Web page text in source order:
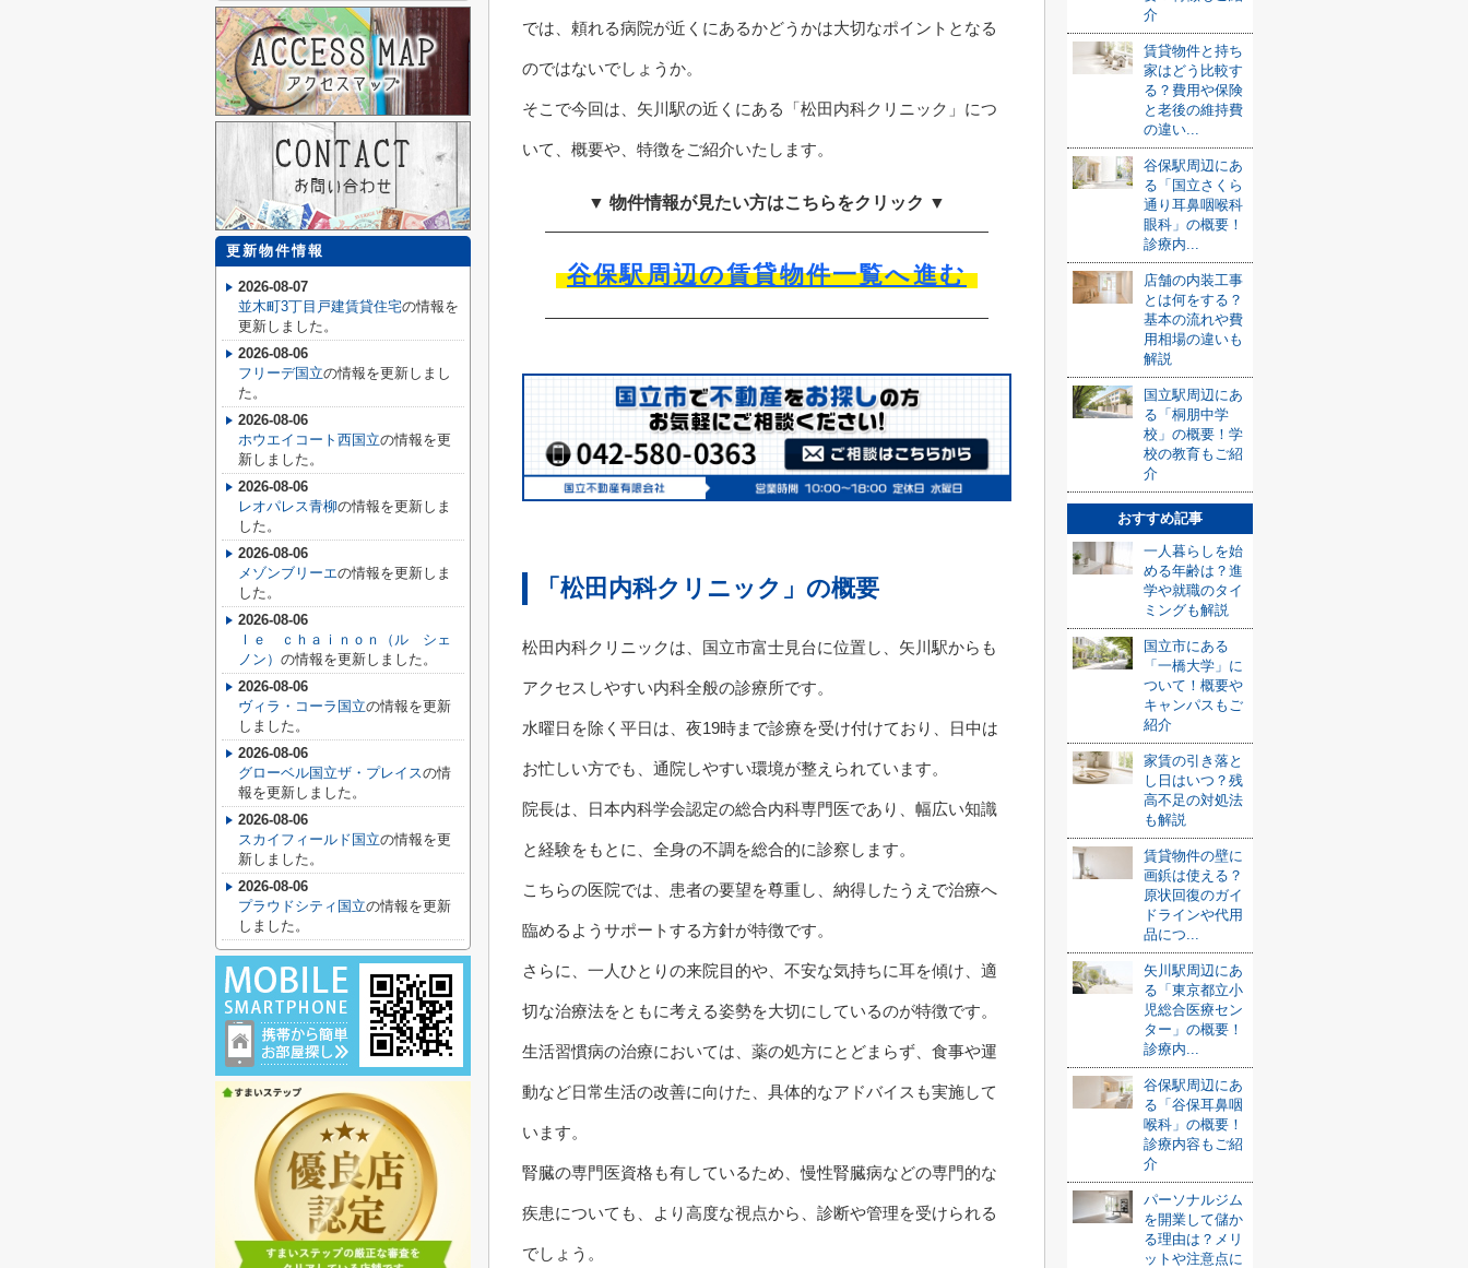
では、頼れる病院が近くにあるかどうかは大切なポイントとなる
のではないでしょうか。
そこで今回は、矢川駅の近くにある「松田内科クリニック」につ
いて、概要や、特徴をご紹介いたします。
▼ 物件情報が見たい方はこちらをクリック ▼
谷保駅周辺の賃貸物件一覧へ進む
「松田内科クリニック」の概要
松田内科クリニックは、国立市富士見台に位置し、矢川駅からも
アクセスしやすい内科全般の診療所です。
水曜日を除く平日は、夜19時まで診療を受け付けており、日中は
お忙しい方でも、通院しやすい環境が整えられています。
院長は、日本内科学会認定の総合内科専門医であり、幅広い知識
と経験をもとに、全身の不調を総合的に診察します。
こちらの医院では、患者の要望を尊重し、納得したうえで治療へ
臨めるようサポートする方針が特徴です。
さらに、一人ひとりの来院目的や、不安な気持ちに耳を傾け、適
切な治療法をともに考える姿勢を大切にしているのが特徴です。
生活習慣病の治療においては、薬の処方にとどまらず、食事や運
動など日常生活の改善に向けた、具体的なアドバイスも実施して
います。
腎臓の専門医資格も有しているため、慢性腎臓病などの専門的な
疾患についても、より高度な視点から、診断や管理を受けられる
でしょう。
介
賃貸物件と持ち
家はどう比較す
る？費用や保険
と老後の維持費
の違い...
谷保駅周辺にあ
る「国立さくら
通り耳鼻咽喉科
眼科」の概要！
診療内...
店舗の内装工事
とは何をする？
基本の流れや費
用相場の違いも
解説
国立駅周辺にあ
る「桐朋中学
校」の概要！学
校の教育もご紹
介
おすすめ記事
一人暮らしを始
める年齢は？進
学や就職のタイ
ミングも解説
国立市にある
「一橋大学」に
ついて！概要や
キャンパスもご
紹介
家賃の引き落と
し日はいつ？残
高不足の対処法
も解説
賃貸物件の壁に
画鋲は使える？
原状回復のガイ
ドラインや代用
品につ...
矢川駅周辺にあ
る「東京都立小
児総合医療セン
ター」の概要！
診療内...
谷保駅周辺にあ
る「谷保耳鼻咽
喉科」の概要！
診療内容もご紹
介
パーソナルジム
を開業して儲か
る理由は？メリ
ットや注意点に
更新物件情報
2026-08-07
並木町3丁目戸建賃貸住宅の情報を
更新しました。
2026-08-06
フリーデ国立の情報を更新しまし
た。
2026-08-06
ホウエイコート西国立の情報を更
新しました。
2026-08-06
レオパレス青柳の情報を更新しま
した。
2026-08-06
メゾンブリーエの情報を更新しま
した。
2026-08-06
ｌｅ ｃｈａｉｎｏｎ（ル シェ
ノン） の情報を更新しました。
2026-08-06
ヴィラ・コーラ国立の情報を更新
しました。
2026-08-06
グローベル国立ザ・プレイスの情
報を更新しました。
2026-08-06
スカイフィールド国立の情報を更
新しました。
2026-08-06
プラウドシティ国立の情報を更新
しました。